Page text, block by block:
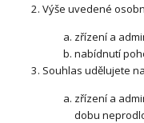
Výše uvedené
zřízení a
nabídnutí
Souhlas udělujete
zřízení a
dobu